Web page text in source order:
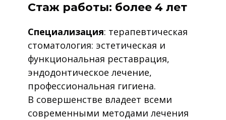
Стаж работы: более 4 лет
Специализация: терапевтическая
стоматология: эстетическая и
функциональная реставрация,
эндодонтическое лечение,
профессиональная гигиена.
В совершенстве владеет всеми
современными методами лечения